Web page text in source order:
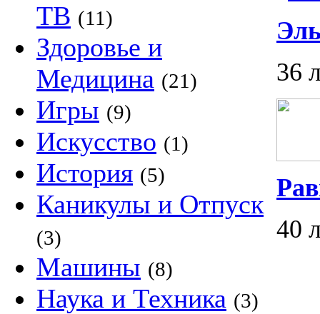
ТВ (11)
Здоровье и
Медицина (21)
Игры (9)
Искусство (1)
История (5)
Каникулы и Отпуск
(3)
Машины (8)
Наука и Техника (3)
36
40